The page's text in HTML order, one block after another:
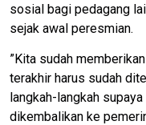
sosial bagi pedagang
sejak awal peresmian.
​”Kita sudah
terakhir harus sudah
langkah-langkah
dikembalikan ke